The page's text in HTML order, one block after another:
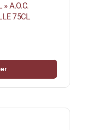
» A.O.C.
75CL